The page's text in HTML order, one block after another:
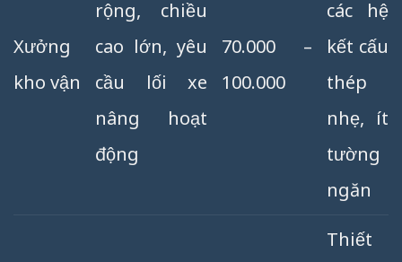
Xưởng
kho vận
rộng, chiều
cao lớn, yêu
cầu lối xe
nâng hoạt
động
70.000 –
100.000
các hệ
kết cấu
thép
nhẹ, ít
tường
ngăn
Thiết